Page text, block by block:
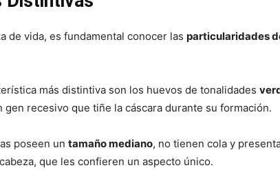
de vida, es fundamental conocer las particularidades
más distintiva son los huevos de tonalidades
gen recesivo que tiñe la cáscara durante su formación.
poseen un tamaño mediano, no tienen cola y
que les confieren un aspecto único.